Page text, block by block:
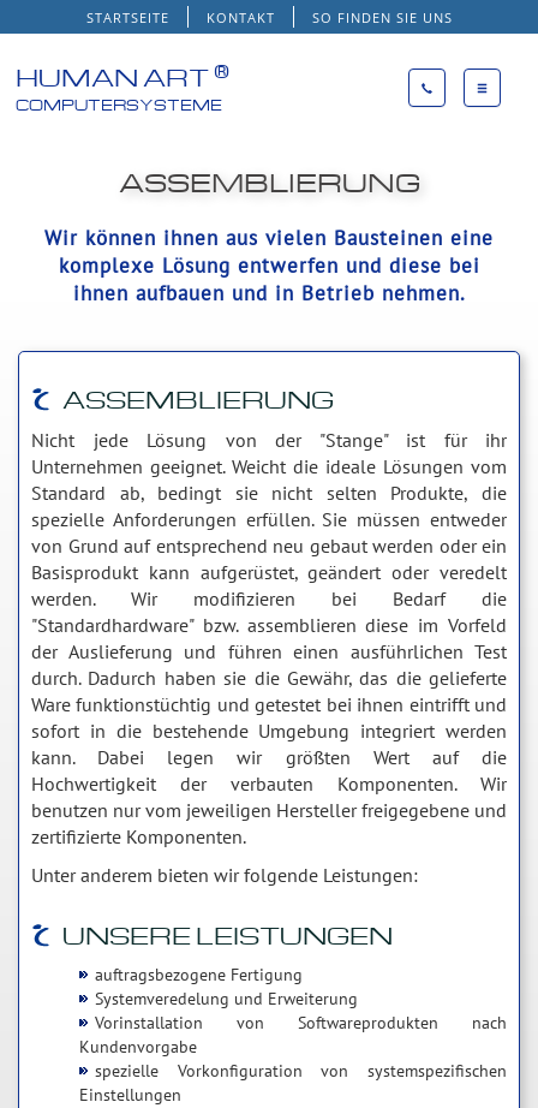
STARTSEITE KONTAKT SO FINDEN SIE UNS
HUMAN ART ®
COMPUTERSYSTEME
ASSEMBLIERUNG
Wir können ihnen aus vielen Bausteinen eine
komplexe Lösung entwerfen und diese bei
ihnen aufbauen und in Betrieb nehmen.
ASSEMBLIERUNG
Nicht jede Lösung von der "Stange" ist für ihr
Unternehmen geeignet. Weicht die ideale Lösungen vom
Standard ab, bedingt sie nicht selten Produkte, die
spezielle Anforderungen erfüllen. Sie müssen entweder
von Grund auf entsprechend neu gebaut werden oder ein
Basisprodukt kann aufgerüstet, geändert oder veredelt
werden. Wir modifizieren bei Bedarf die
"Standardhardware" bzw. assemblieren diese im Vorfeld
der Auslieferung und führen einen ausführlichen Test
durch. Dadurch haben sie die Gewähr, das die gelieferte
Ware funktionstüchtig und getestet bei ihnen eintrifft und
sofort in die bestehende Umgebung integriert werden
kann. Dabei legen wir größten Wert auf die
Hochwertigkeit der verbauten Komponenten. Wir
benutzen nur vom jeweiligen Hersteller freigegebene und
zertifizierte Komponenten.
Unter anderem bieten wir folgende Leistungen:
UNSERE LEISTUNGEN
auftragsbezogene Fertigung
Systemveredelung und Erweiterung
Vorinstallation von Softwareprodukten nach
Kundenvorgabe
spezielle Vorkonfiguration von systemspezifischen
Einstellungen